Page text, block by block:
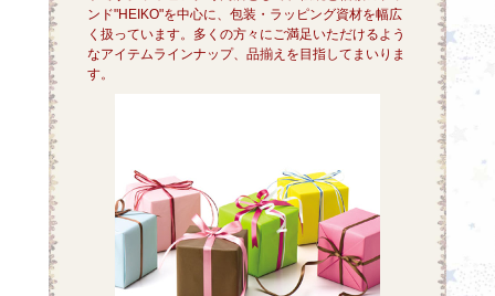
ンド"HEIKO"を中心に、包装・ラッピング資材を幅広
く扱っています。多くの方々にご満足いただけるよう
なアイテムラインナップ、品揃えを目指してまいりま
す。